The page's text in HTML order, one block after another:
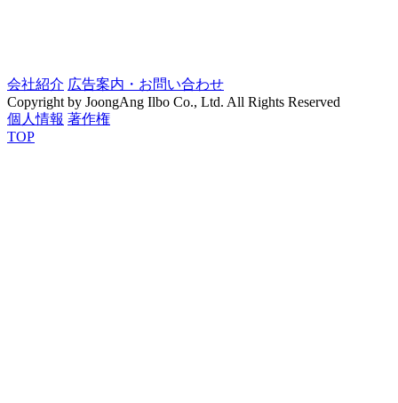
会社紹介 広告案内・お問い合わせ
Copyright by JoongAng Ilbo Co., Ltd. All Rights Reserved
個人情報 著作権
TOP